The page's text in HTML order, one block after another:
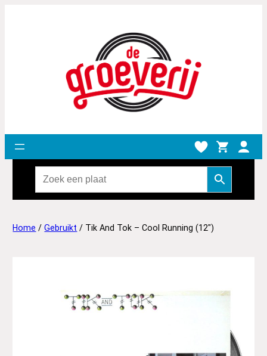
Home /Gebruikt / Tik And Tok – Cool Running (12″)